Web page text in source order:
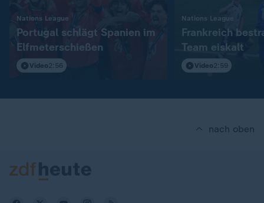
Nations League
Portugal schlägt Spanien im
Elfmeterschießen
Video2:56
Nations League
Frankreich
Team eiskalt
Video2:59
nach oben